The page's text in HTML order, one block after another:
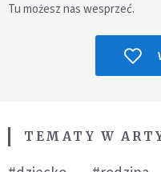
Tu możesz nas wesprzeć.
TEMATY W